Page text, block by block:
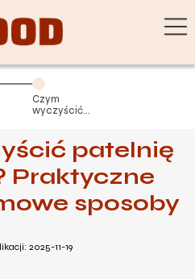
Czym
wyczyścić
Praktyczne
porady i
domowe
sposoby
patelnię
Praktyczne
sposoby
2025-11-19